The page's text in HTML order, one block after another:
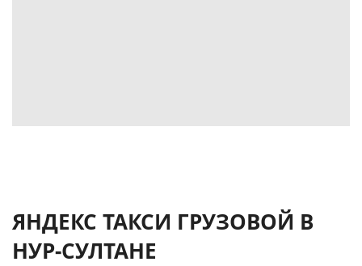
ЯНДЕКС ТАКСИ ГРУЗОВОЙ В
НУР-СУЛТАНЕ